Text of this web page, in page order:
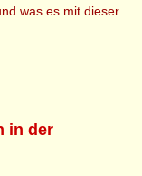
was es mit dieser
in der